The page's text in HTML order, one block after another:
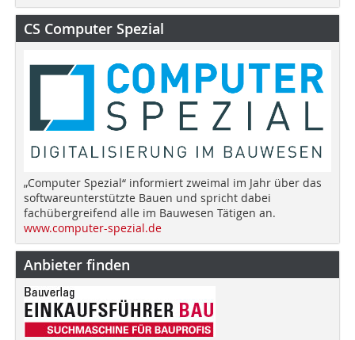
CS Computer Spezial
„Computer Spezial“ informiert zweimal im Jahr über das
softwareunterstützte Bauen und spricht dabei
fachübergreifend alle im Bauwesen Tätigen an.
www.computer-spezial.de
Anbieter finden